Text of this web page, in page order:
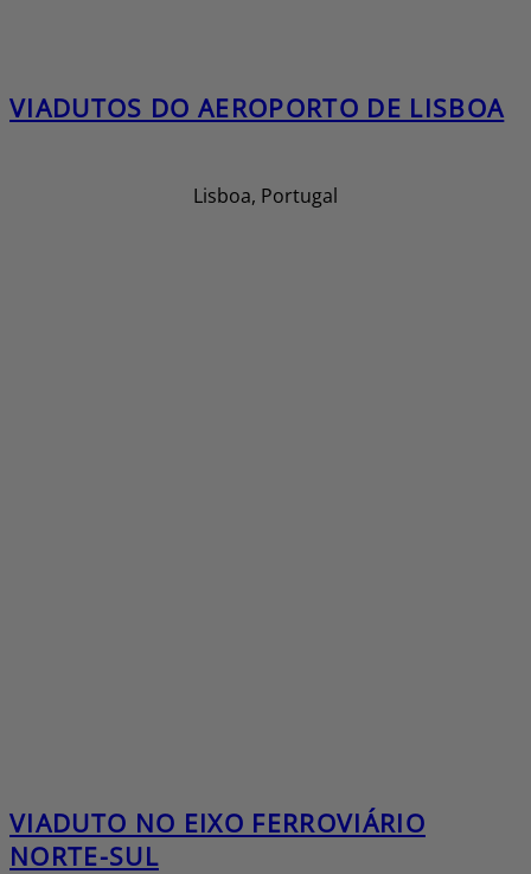
VIADUTOS DO AEROPORTO DE LISBOA
Lisboa, Portugal
VIADUTO NO EIXO FERROVIÁRIO
NORTE-SUL